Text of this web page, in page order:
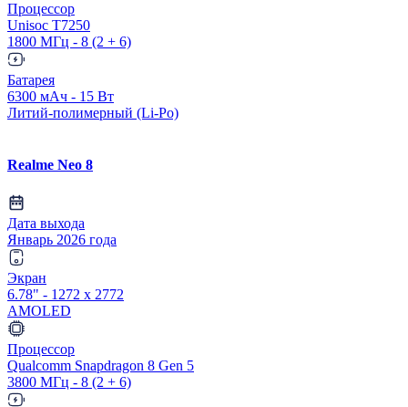
Процессор
Unisoc T7250
1800 МГц - 8 (2 + 6)
Батарея
6300 мАч - 15 Вт
Литий-полимерный (Li-Po)
Realme Neo 8
Дата выхода
Январь 2026 года
Экран
6.78" - 1272 x 2772
AMOLED
Процессор
Qualcomm Snapdragon 8 Gen 5
3800 МГц - 8 (2 + 6)